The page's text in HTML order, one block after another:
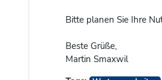
Bitte planen Sie Ihre
Beste Grüße,
Martin Smaxwil